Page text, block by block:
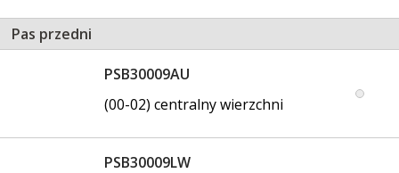
Pas przedni
PSB30009AU
(00-02) centralny wierzchni
PSB30009LW